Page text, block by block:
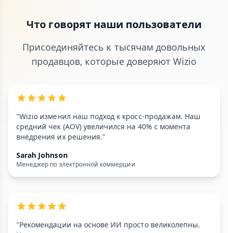
Что говорят наши пользователи
Присоединяйтесь к тысячам довольных
продавцов, которые доверяют Wizio
"Wizio изменил наш подход к кросс-продажам. Наш
средний чек (AOV) увеличился на 40% с момента
внедрения их решения."
Sarah Johnson
Менеджер по электронной коммерции
"Рекомендации на основе ИИ просто великолепны.